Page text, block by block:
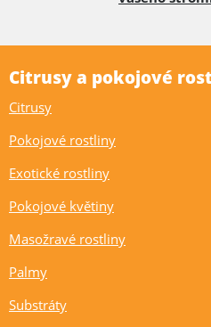
Citrusy a pokojové
Citrusy
Pokojové rostliny
Exotické rostliny
Pokojové květiny
Masožravé rostliny
Palmy
Substráty